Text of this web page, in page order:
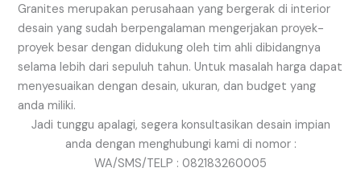
Granites merupakan perusahaan yang bergerak di interior
desain yang sudah berpengalaman mengerjakan proyek-
proyek besar dengan didukung oleh tim ahli dibidangnya
selama lebih dari sepuluh tahun. Untuk masalah harga dapat
menyesuaikan dengan desain, ukuran, dan budget yang
anda miliki.
Jadi tunggu apalagi, segera konsultasikan desain impian
anda dengan menghubungi kami di nomor :
WA/SMS/TELP : 082183260005